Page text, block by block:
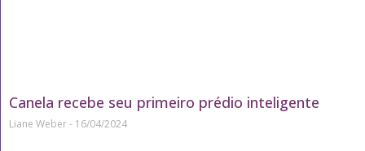
Canela recebe seu primeiro prédio inteligente
Liane Weber 16/04/2024